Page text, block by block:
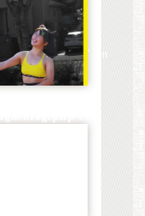
"name" on